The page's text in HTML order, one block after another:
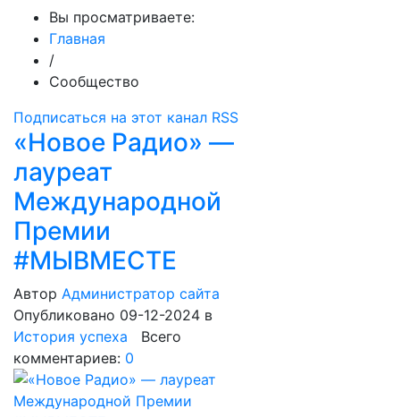
Вы просматриваете:
Главная
/
Сообщество
Подписаться на этот канал RSS
«Новое Радио» —
лауреат
Международной
Премии
#МЫВМЕСТЕ
Автор Администратор сайта
Опубликовано 09-12-2024 в
История успеха Всего
комментариев: 0